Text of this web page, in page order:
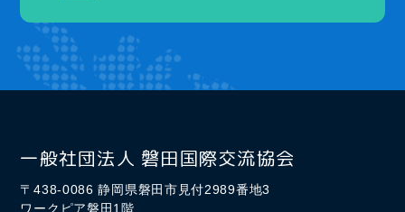
一般社団法人 磐田国際交流協会
〒438-0086 静岡県磐田市見付2989番地3
ワークピア磐田1階